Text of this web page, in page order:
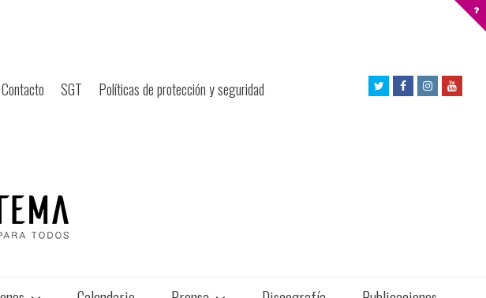
Contacto SGT Políticas de protección y seguridad
TwitterFacebookInstagram